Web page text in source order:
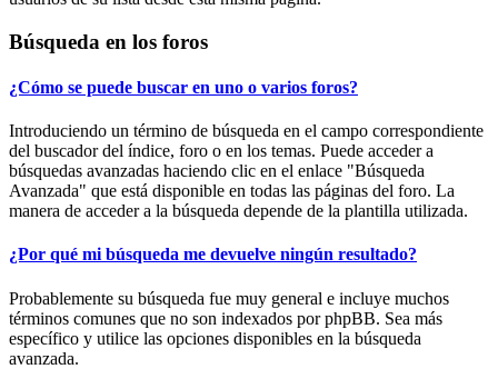
Búsqueda en los foros
¿Cómo se puede buscar en uno o varios foros?
Introduciendo un término de búsqueda en el campo correspondiente
del buscador del índice, foro o en los temas. Puede acceder a
búsquedas avanzadas haciendo clic en el enlace "Búsqueda
Avanzada" que está disponible en todas las páginas del foro. La
manera de acceder a la búsqueda depende de la plantilla utilizada.
¿Por qué mi búsqueda me devuelve ningún resultado?
Probablemente su búsqueda fue muy general e incluye muchos
términos comunes que no son indexados por phpBB. Sea más
específico y utilice las opciones disponibles en la búsqueda
avanzada.